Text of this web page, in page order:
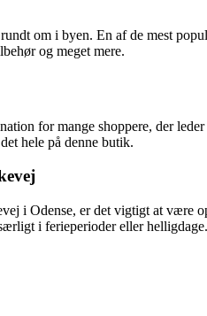
om i byen. En af de mest
og meget mere.
for mange shoppere, der
hele på denne butik.
i Odense, er det vigtigt at være
i ferieperioder eller helligdage.